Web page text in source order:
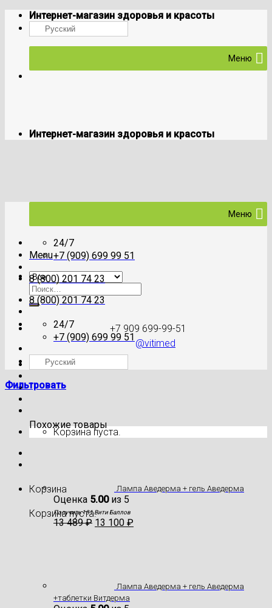
Skip
content
Интернет-магазин здоровья и красоты
Русский
Меню
Интернет-магазин здоровья и красоты
Menu
Искать:
+7 909 699-99-51
@vitimed
Где моя посылка?
Корзина пуста.
Корзина
Корзина пуста.
Меню
24/7
+7 (909) 699 99 51
8 (800) 201 74 23
8 (800) 201 74 23
24/7
+7 (909) 699 99 51
Русский
Фильтровать
Похожие товары
Лампа Аведерма + гель Аведерма
Оценка 5.00из 5
Получить 131 Вити Баллов
13 489₽ 13 100 ₽
Лампа Аведерма + гель Аведерма
+таблетки Витдерма